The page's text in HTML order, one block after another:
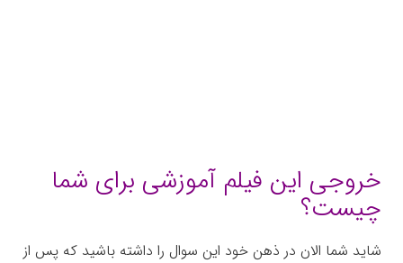
خروجی این فیلم آموزشی برای شما
چیست؟
شاید شما الان در ذهن خود این سوال را داشته باشید که پس از